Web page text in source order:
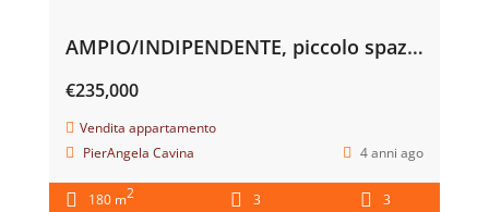
AMPIO/INDIPENDENTE, piccolo spazio verde € 235.000 Castel Bolognese
€235,000
Vendita appartamento
PierAngela Cavina
4 anni ago
180 m2 3 3